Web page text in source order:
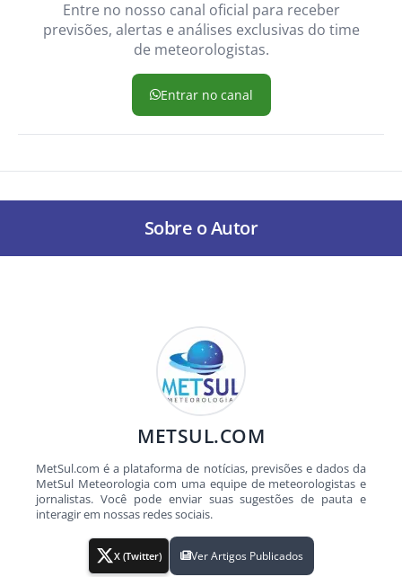
Entre no nosso canal oficial para receber
previsões, alertas e análises exclusivas do time
de meteorologistas.
Entrar no canal
Sobre o Autor
METSUL.COM
MetSul.com é a plataforma de notícias, previsões e dados da
MetSul Meteorologia com uma equipe de meteorologistas e
jornalistas. Você pode enviar suas sugestões de pauta e
interagir em nossas redes sociais.
X (Twitter) Ver Artigos Publicados